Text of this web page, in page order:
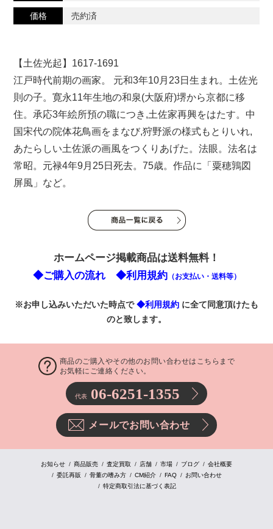
価格 売約済
【土佐光起】1617-1691
江戸時代前期の画家。 元和3年10月23日生まれ。土佐光
則の子。寛永11年生地の和泉(大阪府)堺から京都に移
住。承応3年絵所預の職につき,土佐家再興をはたす。中
国宋代の院体花鳥画をまなび,狩野派の様式もとりいれ,
あたらしい土佐派の画風をつくりあげた。法眼。法名は
常昭。元禄4年9月25日死去。75歳。作品に「粟穂鶉図
屏風」など。
ホームページ掲載商品は送料無料！
◆ご購入の流れ
◆利用規約 （お支払い・送料等）
※お申し込みいただいた時点で◆利用規約 に全て同意頂けたも
のと致します。
商品のご購入やその他のお問い合わせはこちらまで
お気軽にご連絡ください。
代表 06-6251-1355
メールでお問い合わせ
お知らせ 商品販売 査定買取 店舗 市場 ブログ
会社概要
委託再販
骨董の嗜み方 CM紹介 FAQ
お問い合わせ
特定商取引法に基づく表記